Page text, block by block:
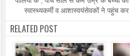
स्वास्थ्यकर्मी व आशास्वयंसेवकों ने पहुंच कर
RELATED POST